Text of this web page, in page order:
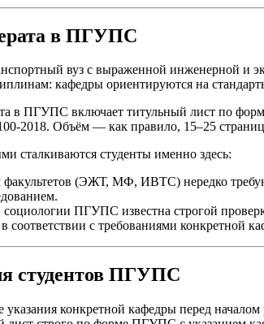
в ПГУПС
вуз с выраженной инженерной и
кафедры ориентируются на
в ПГУПС включает титульный лист по
2018. Объём — как правило, 15–25
сталкиваются студенты именно здесь:
(ЭЖТ, МФ, ИВТС) нередко
ПГУПС известна строгой
с требованиями конкретной
студентов ПГУПС
указания конкретной кафедры перед